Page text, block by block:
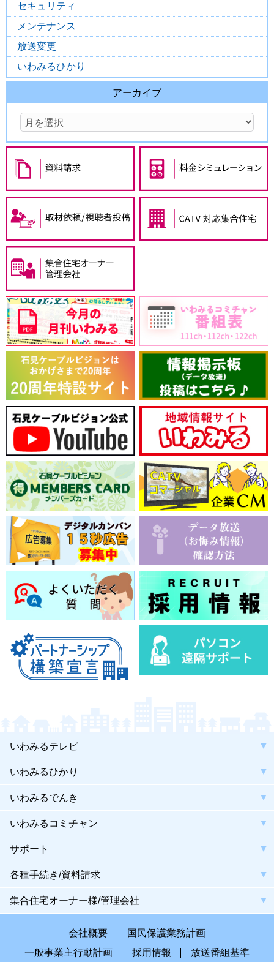
セキュリティ
メンテナンス
放送変更
いわみるひかり
アーカイブ
いわみるテレビ
いわみるひかり
いわみるでんき
いわみるコミチャン
サポート
各種手続き/資料請求
集合住宅オーナー様/管理会社
会社概要
国民保護業務計画
一般事業主行動計画
採用情報 放送番組基準